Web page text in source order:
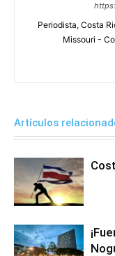
Periodista, Costa
Missouri -
Artículos